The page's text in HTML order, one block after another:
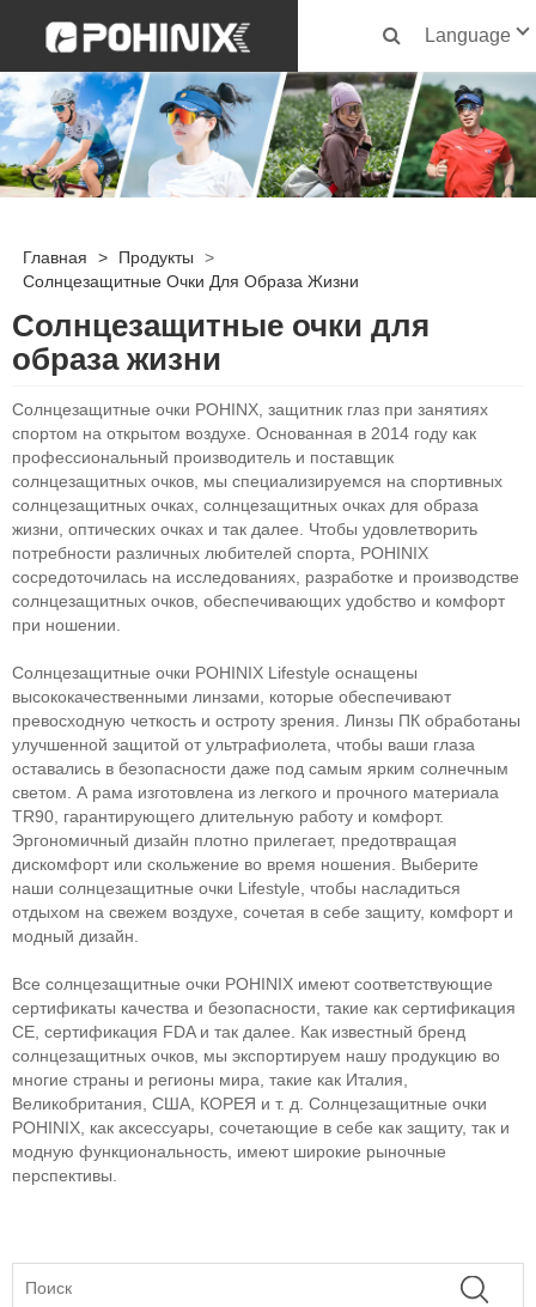
Language
Главная > Продукты
>
Солнцезащитные Очки Для Образа Жизни
Солнцезащитные очки для
образа жизни
Солнцезащитные очки POHINX, защитник глаз при занятиях
спортом на открытом воздухе. Основанная в 2014 году как
профессиональный производитель и поставщик
солнцезащитных очков, мы специализируемся на спортивных
солнцезащитных очках, солнцезащитных очках для образа
жизни, оптических очках и так далее. Чтобы удовлетворить
потребности различных любителей спорта, POHINIX
сосредоточилась на исследованиях, разработке и производстве
солнцезащитных очков, обеспечивающих удобство и комфорт
при ношении.
Солнцезащитные очки POHINIX Lifestyle оснащены
высококачественными линзами, которые обеспечивают
превосходную четкость и остроту зрения. Линзы ПК обработаны
улучшенной защитой от ультрафиолета, чтобы ваши глаза
оставались в безопасности даже под самым ярким солнечным
светом. А рама изготовлена ​​из легкого и прочного материала
TR90, гарантирующего длительную работу и комфорт.
Эргономичный дизайн плотно прилегает, предотвращая
дискомфорт или скольжение во время ношения. Выберите
наши солнцезащитные очки Lifestyle, чтобы насладиться
отдыхом на свежем воздухе, сочетая в себе защиту, комфорт и
модный дизайн.
Все солнцезащитные очки POHINIX имеют соответствующие
сертификаты качества и безопасности, такие как сертификация
CE, сертификация FDA и так далее. Как известный бренд
солнцезащитных очков, мы экспортируем нашу продукцию во
многие страны и регионы мира, такие как Италия,
Великобритания, США, КОРЕЯ и т. д. Солнцезащитные очки
POHINIX, как аксессуары, сочетающие в себе как защиту, так и
модную функциональность, имеют широкие рыночные
перспективы.